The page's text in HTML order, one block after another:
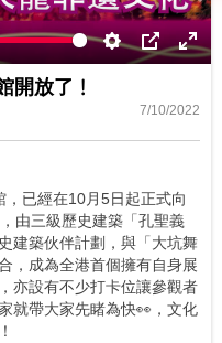
Settings
PIP
開放了﹗
7/10/2022
已經在10月5日起正式向
由三級歷史建築「孔聖義
建築伙伴計劃，與「大坑舞
，成為全港首個擁有自身展
亦設有不少打卡位讓參觀者
就帶大家先睹為快👀，文化